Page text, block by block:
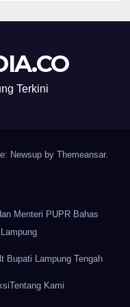
Terkini
Newsup by Themeansar.
Menteri PUPR Bahas
Bupati Lampung Tengah
Tentang Kami